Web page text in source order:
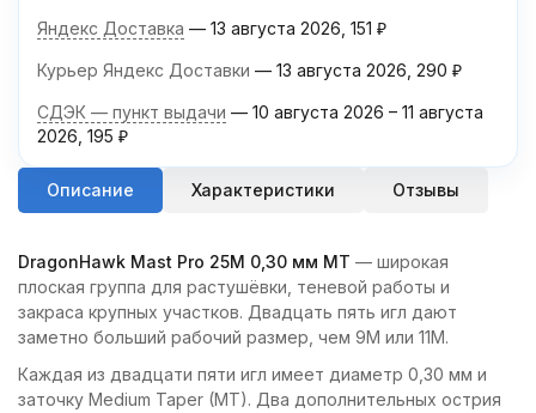
Яндекс Доставка 13 августа 2026 151 ₽
Курьер Яндекс Доставки 13 августа 2026 290 ₽
СДЭК — пункт выдачи 10 августа 2026 – 11 августа
2026 195 ₽
Описание Характеристики Отзывы
DragonHawk Mast Pro 25M 0,30 мм MT — широкая
плоская группа для растушёвки, теневой работы и
закраса крупных участков. Двадцать пять игл дают
заметно больший рабочий размер, чем 9M или 11M.
Каждая из двадцати пяти игл имеет диаметр 0,30 мм и
заточку Medium Taper (MT). Два дополнительных острия